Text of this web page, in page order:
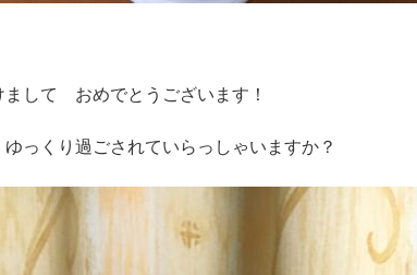
して おめでとうございます！
っくり過ごされていらっしゃいますか？